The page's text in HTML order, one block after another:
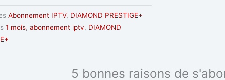
Abonnement IPTV, DIAMOND PRESTIGE+
1 mois, abonnement iptv, DIAMOND
5 bonnes raisons de